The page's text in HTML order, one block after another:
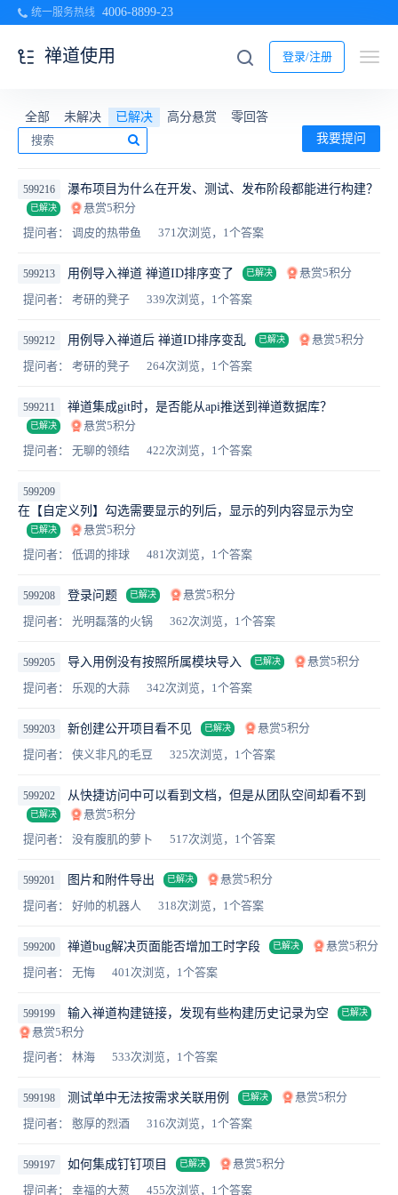
统一服务热线 4006-8899-23
登录/注册
禅道使用
全部 未解决 已解决 高分悬赏
零回答
我要提问
599216 瀑布项目为什么在开发、测试、发布阶段都能进行构建？
已解决
悬赏5积分
提问者： 调皮的热带鱼
371次浏览，1个答案
599213 用例导入禅道 禅道ID排序变了 已解决
悬赏5积分
提问者： 考研的凳子
339次浏览，1个答案
599212 用例导入禅道后 禅道ID排序变乱 已解决
悬赏5积分
提问者： 考研的凳子
264次浏览，1个答案
599211 禅道集成git时，是否能从api推送到禅道数据库？
已解决
悬赏5积分
提问者： 无聊的领结
422次浏览，1个答案
599209
在【自定义列】勾选需要显示的列后，显示的列内容显示为空
已解决
悬赏5积分
提问者： 低调的排球
481次浏览，1个答案
599208 登录问题 已解决
悬赏5积分
提问者： 光明磊落的火锅
362次浏览，1个答案
599205 导入用例没有按照所属模块导入 已解决
悬赏5积分
提问者： 乐观的大蒜
342次浏览，1个答案
599203 新创建公开项目看不见 已解决
悬赏5积分
提问者： 侠义非凡的毛豆
325次浏览，1个答案
599202 从快捷访问中可以看到文档，但是从团队空间却看不到
已解决
悬赏5积分
提问者： 没有腹肌的萝卜
517次浏览，1个答案
599201 图片和附件导出 已解决
悬赏5积分
提问者： 好帅的机器人
318次浏览，1个答案
599200 禅道bug解决页面能否增加工时字段 已解决
悬赏5积分
提问者： 无悔
401次浏览，1个答案
599199 输入禅道构建链接，发现有些构建历史记录为空 已解决
悬赏5积分
提问者： 林海
533次浏览，1个答案
599198 测试单中无法按需求关联用例 已解决
悬赏5积分
提问者： 憨厚的烈酒
316次浏览，1个答案
599197 如何集成钉钉项目 已解决
悬赏5积分
提问者： 幸福的大葱
455次浏览，1个答案